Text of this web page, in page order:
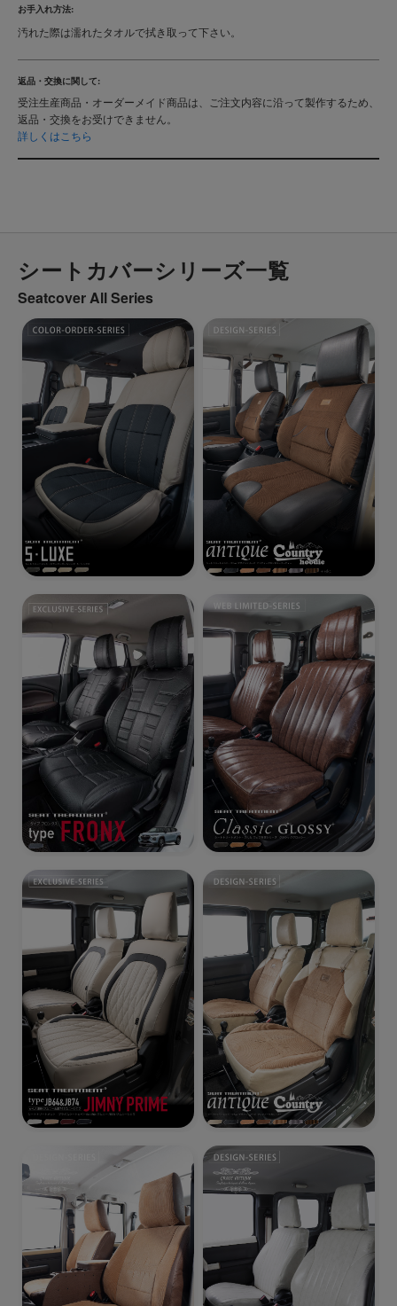
お手入れ方法:
汚れた際は濡れたタオルで拭き取って下さい。
返品・交換に関して:
受注生産商品・オーダーメイド商品は、ご注文内容に沿って製作するため、
返品・交換をお受けできません。
詳しくはこちら
シートカバーシリーズ一覧
Seatcover All Series